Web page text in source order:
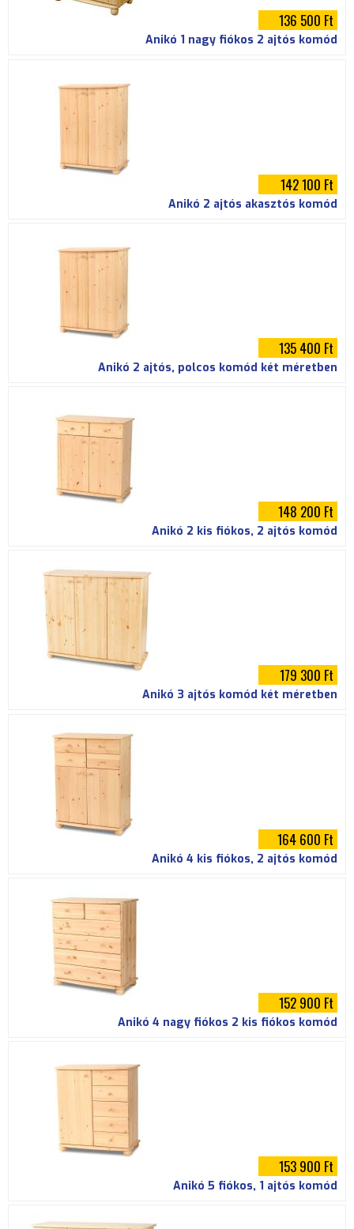
136 500 Ft
Anikó 1 nagy fiókos 2 ajtós komód
142 100 Ft
Anikó 2 ajtós akasztós komód
135 400 Ft
Anikó 2 ajtós, polcos komód két méretben
148 200 Ft
Anikó 2 kis fiókos, 2 ajtós komód
179 300 Ft
Anikó 3 ajtós komód két méretben
164 600 Ft
Anikó 4 kis fiókos, 2 ajtós komód
152 900 Ft
Anikó 4 nagy fiókos 2 kis fiókos komód
153 900 Ft
Anikó 5 fiókos, 1 ajtós komód